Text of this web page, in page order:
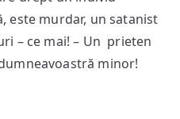
este murdar, un satanist
– ce mai! – Un prieten
minor!